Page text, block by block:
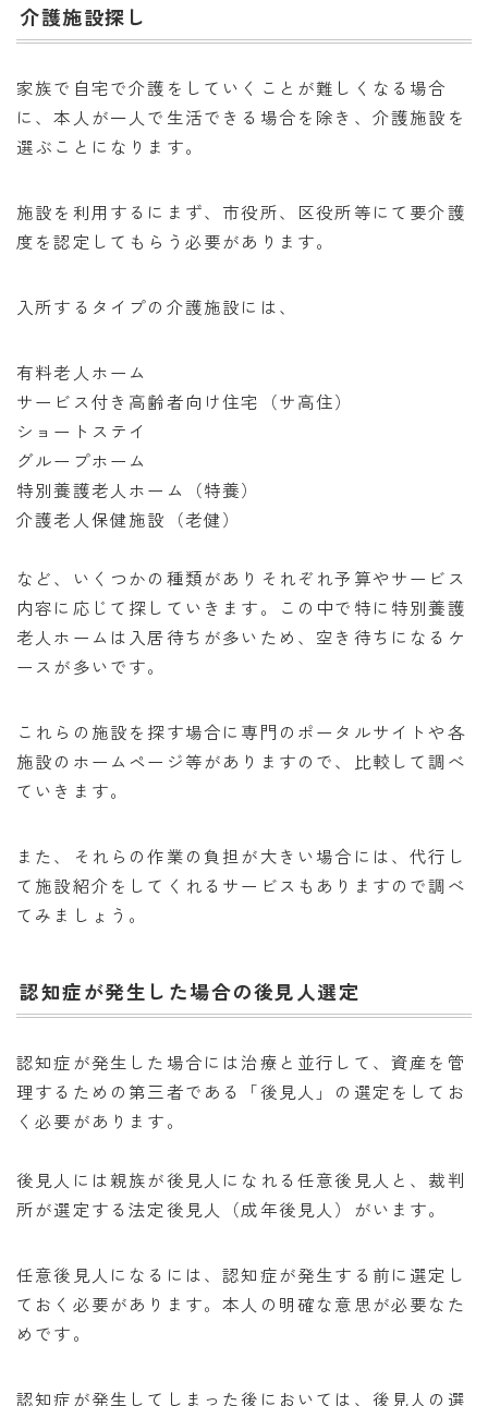
介護施設探し
家族で自宅で介護をしていくことが難しくなる場合
に、本人が一人で生活できる場合を除き、介護施設を
選ぶことになります。
施設を利用するにまず、市役所、区役所等にて要介護
度を認定してもらう必要があります。
入所するタイプの介護施設には、
有料老人ホーム
サービス付き高齢者向け住宅（サ高住）
ショートステイ
グループホーム
特別養護老人ホーム（特養）
介護老人保健施設（老健）
など、いくつかの種類がありそれぞれ予算やサービス
内容に応じて探していきます。この中で特に特別養護
老人ホームは入居待ちが多いため、空き待ちになるケ
ースが多いです。
これらの施設を探す場合に専門のポータルサイトや各
施設のホームページ等がありますので、比較して調べ
ていきます。
また、それらの作業の負担が大きい場合には、代行し
て施設紹介をしてくれるサービスもありますので調べ
てみましょう。
認知症が発生した場合の後見人選定
認知症が発生した場合には治療と並行して、資産を管
理するための第三者である「後見人」の選定をしてお
く必要があります。
後見人には親族が後見人になれる任意後見人と、裁判
所が選定する法定後見人（成年後見人）がいます。
任意後見人になるには、認知症が発生する前に選定し
ておく必要があります。本人の明確な意思が必要なた
めです。
認知症が発生してしまった後においては、後見人の選